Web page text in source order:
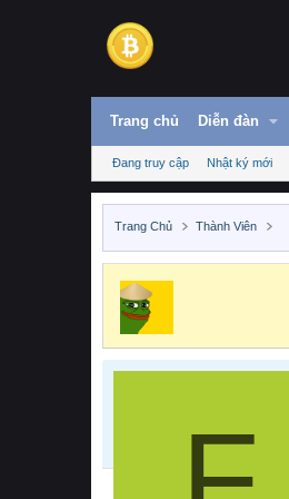
Trang chủ Diễn đàn
Đang truy cập Nhật ký mới
Trang Chủ Thành Viên